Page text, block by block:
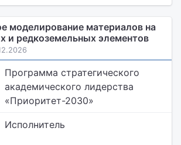
моделирование материалов на
и редкоземельных элементов
Программа стратегического
академического лидерства
«Приоритет-2030»
Исполнитель